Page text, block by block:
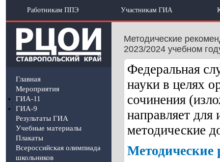
Работникам ППЭ Участникам ГИА
Главная
Мероприятия
ГИА-11
ГИА-9
Результаты ГИА
Учебные материалы
Плакаты
Всероссийская олимпиада
школьников
Методические
2023/2024 учебном
Федеральная
науки в целях
сочинения
направляет
методические
Методические